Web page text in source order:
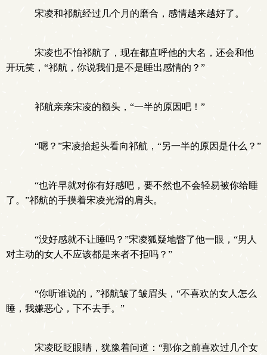
宋凌和祁航经过几个月的磨合，感情越来越好了。
宋凌也不怕祁航了，现在都直呼他的大名，还会和他
开玩笑，“祁航，你说我们是不是睡出感情的？”
祁航亲亲宋凌的额头，“一半的原因吧！”
“嗯？”宋凌抬起头看向祁航，“另一半的原因是什么？”
“也许早就对你有好感吧，要不然也不会轻易被你给睡
了。”祁航的手摸着宋凌光滑的肩头。
“没好感就不让睡吗？”宋凌狐疑地瞥了他一眼，“男人
对主动的女人不应该都是来者不拒吗？”
“你听谁说的，”祁航皱了皱眉头，“不喜欢的女人怎么
睡，我嫌恶心，下不去手。”
宋凌眨眨眼睛，犹豫着问道：“那你之前喜欢过几个女